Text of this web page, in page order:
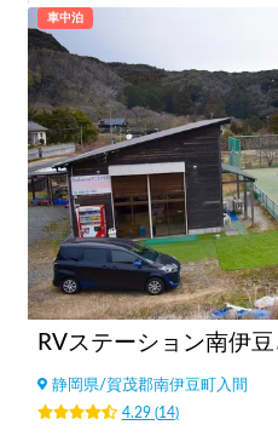
車中泊
RVステーション南伊豆
静岡県/賀茂郡南伊豆町入間
4.29(14)